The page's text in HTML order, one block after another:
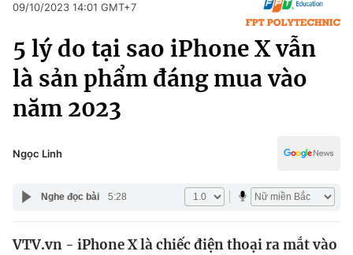
Chính trị
Xã hội
Pháp luật
Y tế
Thế giới
Pháp luật
Thể thao
Truyền hình
Văn hóa - Giải trí
Y tế
Công nghệ
09/10/2023 14:01 GMT+7
5 lý do tại sao iPhone X vẫn
là sản phẩm đáng mua vào
năm 2023
Ngọc Linh
Nghe đọc bài 5:28
VTV.vn - iPhone X là chiếc điện thoại ra mắt vào